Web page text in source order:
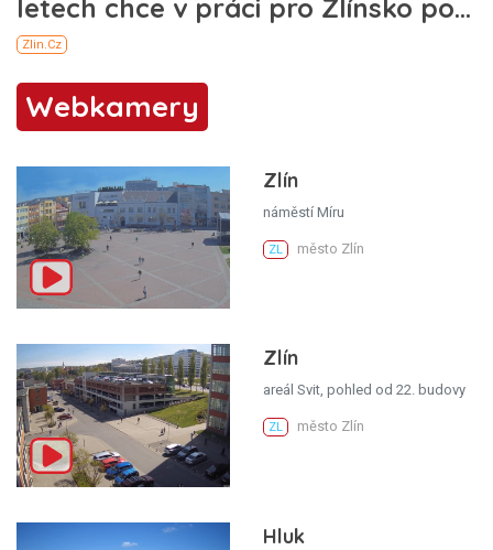
Webkamery
Zlín
náměstí Míru
ZL město Zlín
Zlín
areál Svit, pohled od 22. budovy
ZL město Zlín
Hluk